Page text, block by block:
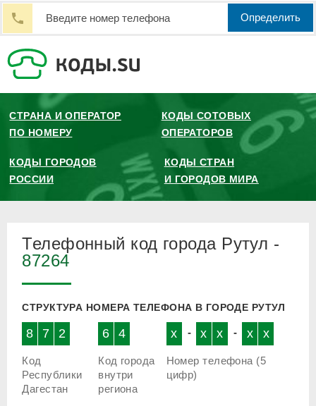
Определить
СТРАНА И ОПЕРАТОР
ПО НОМЕРУ
КОДЫ СОТОВЫХ
ОПЕРАТОРОВ
КОДЫ ГОРОДОВ
РОССИИ
КОДЫ СТРАН
И ГОРОДОВ МИРА
Телефонный код города Рутул -
87264
СТРУКТУРА НОМЕРА ТЕЛЕФОНА В ГОРОДЕ РУТУЛ
8 7 2
Код
Республики
Дагестан
6 4
Код города
внутри
региона
x - x x - x x
Номер телефона (5
цифр)